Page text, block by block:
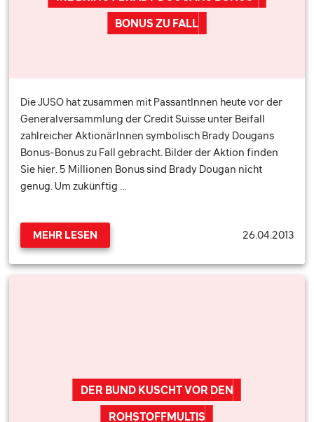
BONUS ZU FALL
Die JUSO hat zusammen mit PassantInnen heute vor der
Generalversammlung der Credit Suisse unter Beifall
zahlreicher AktionärInnen symbolisch Brady Dougans
Bonus-Bonus zu Fall gebracht. Bilder der Aktion finden
Sie hier. 5 Millionen Bonus sind Brady Dougan nicht
genug. Um zukünftig …
MEHR LESEN 26.04.2013
DER BUND KUSCHT VOR DEN
ROHSTOFFMULTIS